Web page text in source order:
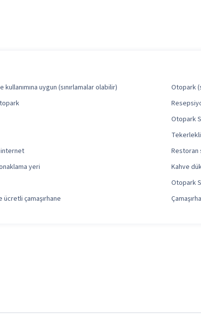
uygun (sınırlamalar olabilir)
Otopark
Otopark
Tekerlekli
Restoran
yeri
Kahve
Otopark
çamaşırhane